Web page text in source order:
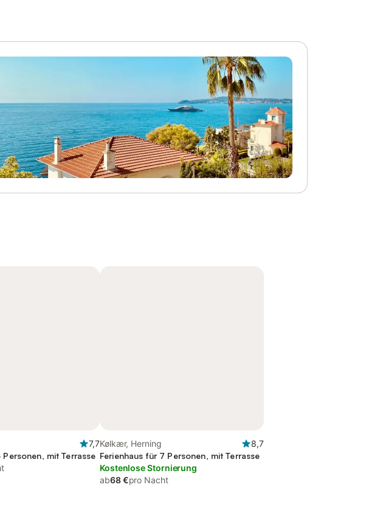
7,7
Personen, mit Terrasse
Kølkær, Herning
8,7
Ferienhaus für 7 Personen, mit Terrasse
Kostenlose Stornierung
ab68 €pro Nacht